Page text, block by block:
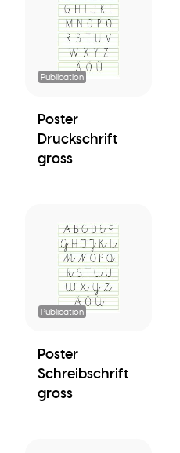
Publication
Poster
Druckschrift
gross
Publication
Poster
Schreibschrift
gross